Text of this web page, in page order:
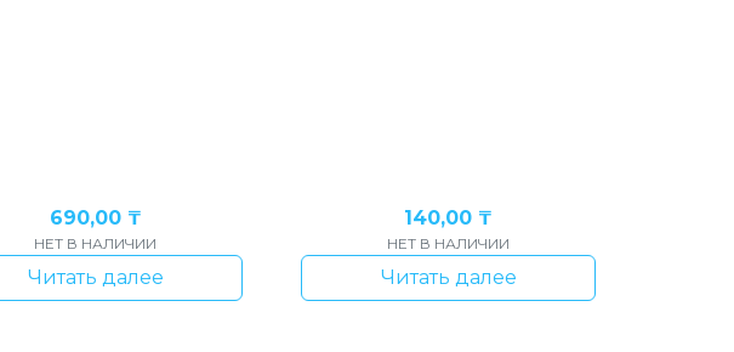
690,00 ₸
НЕТ В НАЛИЧИИ
Читать далее
140,00 ₸
НЕТ В НАЛИЧИИ
Читать далее